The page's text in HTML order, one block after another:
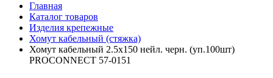
Главная
Каталог товаров
Изделия крепежные
Хомут кабельный (стяжка)
Хомут кабельный 2.5х150 нейл. черн. (уп.100шт)
PROCONNECT 57-0151